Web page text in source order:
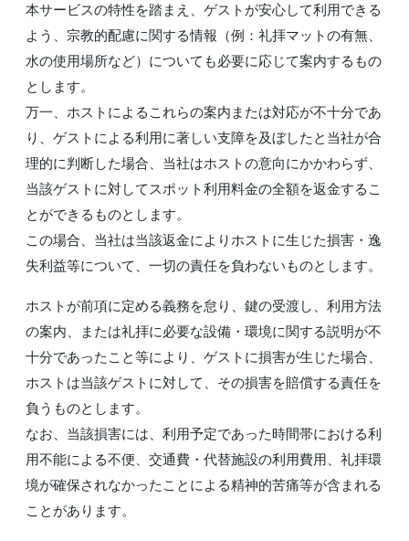
本サービスの特性を踏まえ、ゲストが安心して利用できる
よう、宗教的配慮に関する情報（例：礼拝マットの有無、
水の使用場所など）についても必要に応じて案内するもの
とします。
万一、ホストによるこれらの案内または対応が不十分であ
り、ゲストによる利用に著しい支障を及ぼしたと当社が合
理的に判断した場合、当社はホストの意向にかかわらず、
当該ゲストに対してスポット利用料金の全額を返金するこ
とができるものとします。
この場合、当社は当該返金によりホストに生じた損害・逸
失利益等について、一切の責任を負わないものとします。
ホストが前項に定める義務を怠り、鍵の受渡し、利用方法
の案内、または礼拝に必要な設備・環境に関する説明が不
十分であったこと等により、ゲストに損害が生じた場合、
ホストは当該ゲストに対して、その損害を賠償する責任を
負うものとします。
なお、当該損害には、利用予定であった時間帯における利
用不能による不便、交通費・代替施設の利用費用、礼拝環
境が確保されなかったことによる精神的苦痛等が含まれる
ことがあります。